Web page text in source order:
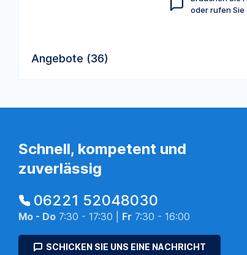
oder rufen
Angebote (36)
Schnell, kompetent und
zuverlässig
06221 52048030
Mo - Do 7:30 - 17:30 | Fr 7:30 - 16:00
SCHICKEN SIE UNS EINE NACHRICHT